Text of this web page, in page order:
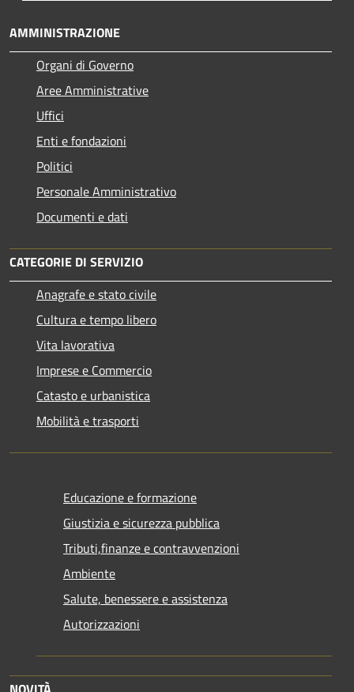
AMMINISTRAZIONE
Organi di Governo
Aree Amministrative
Uffici
Enti e fondazioni
Politici
Personale Amministrativo
Documenti e dati
CATEGORIE DI SERVIZIO
Anagrafe e stato civile
Cultura e tempo libero
Vita lavorativa
Imprese e Commercio
Catasto e urbanistica
Mobilità e trasporti
Educazione e formazione
Giustizia e sicurezza pubblica
Tributi,finanze e contravvenzioni
Ambiente
Salute, benessere e assistenza
Autorizzazioni